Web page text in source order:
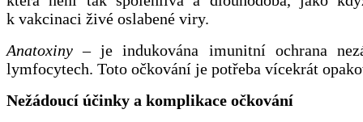
k vakcinaci živé oslabené viry.
Anatoxiny – je indukována imunitní ochrana
lymfocytech. Toto očkování je potřeba vícekrát
Nežádoucí účinky a komplikace očkování